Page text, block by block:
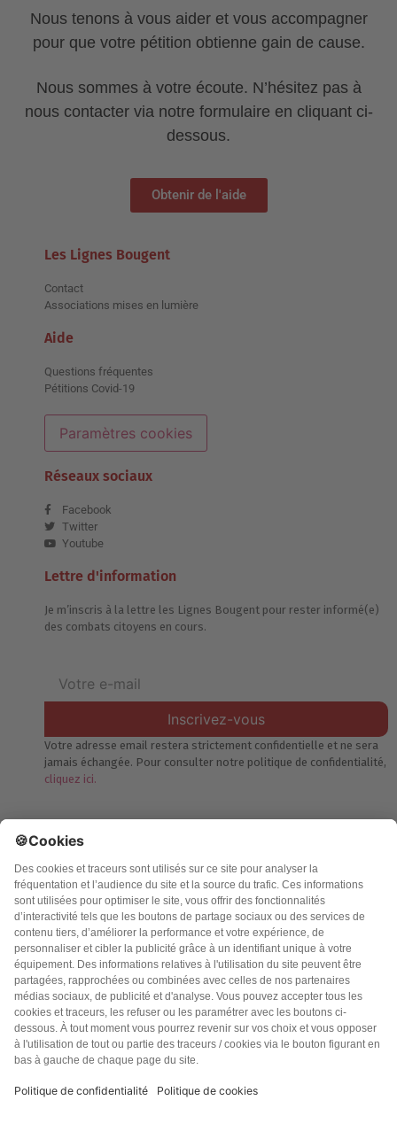
Nous tenons à vous aider et vous accompagner
pour que votre pétition obtienne gain de cause.
Nous sommes à votre écoute. N’hésitez pas à
nous contacter via notre formulaire en cliquant ci-
dessous.
Obtenir de l'aide
Les Lignes Bougent
Contact
Associations mises en lumière
Aide
Questions fréquentes
Pétitions Covid-19
Paramètres cookies
Réseaux sociaux
Facebook
Twitter
Youtube
Lettre d'information
Je m’inscris à la lettre les Lignes Bougent pour rester informé(e)
des combats citoyens en cours.
Inscrivez-vous
Votre adresse email restera strictement confidentielle et ne sera
jamais échangée. Pour consulter notre politique de confidentialité,
cliquez ici.
Accueil
Politique de confidentialité
Charte des contenus
Cookies
CGU